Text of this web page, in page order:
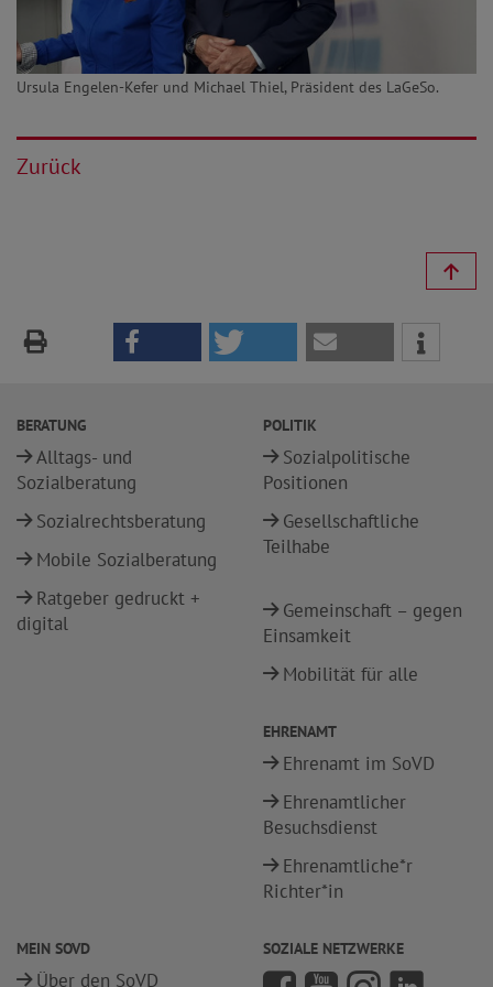
Ursula Engelen-Kefer und Michael Thiel, Präsident des LaGeSo.
Zurück
BERATUNG
Alltags- und
Sozialberatung
Sozialrechtsberatung
Mobile Sozialberatung
Ratgeber gedruckt +
digital
POLITIK
Sozialpolitische
Positionen
Gesellschaftliche
Teilhabe
Gemeinschaft – gegen
Einsamkeit
Mobilität für alle
EHRENAMT
Ehrenamt im SoVD
Ehrenamtlicher
Besuchsdienst
Ehrenamtliche*r
Richter*in
MEIN SOVD
Über den SoVD
SOZIALE NETZWERKE